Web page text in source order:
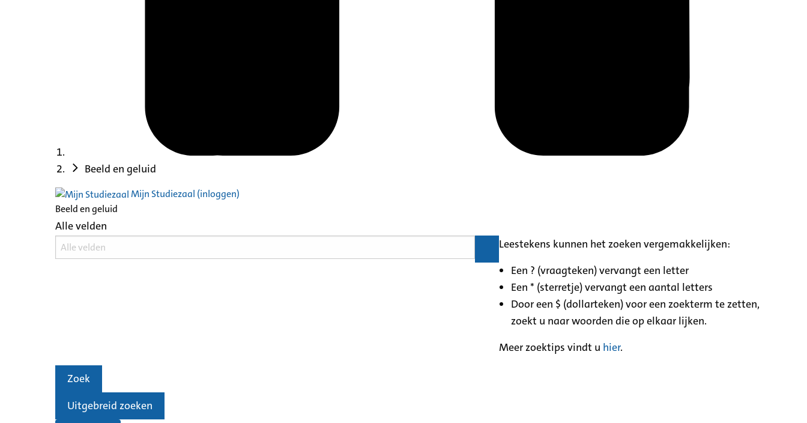
Beeld en geluid
Mijn Studiezaal (inloggen)
Beeld en geluid
Alle velden
Leestekens kunnen het zoeken vergemakkelijken:
Een ? (vraagteken) vervangt een letter
Een * (sterretje) vervangt een aantal letters
Door een $ (dollarteken) voor een zoekterm te zetten,
zoekt u naar woorden die op elkaar lijken.
Meer zoektips vindt u hier.
Zoek
Uitgebreid zoeken